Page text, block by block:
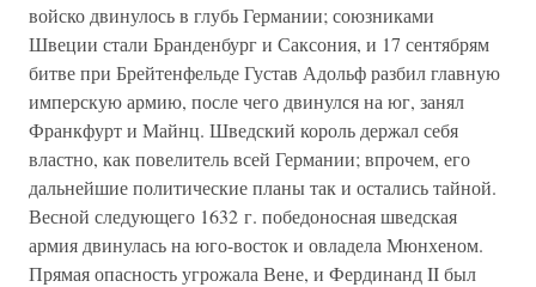
войско двинулось в глубь Германии; союзниками
Швеции стали Бранденбург и Саксония, и 17 сентябрям
битве при Брейтенфельде Густав Адольф разбил главную
имперскую армию, после чего двинулся на юг, занял
Франкфурт и Майнц. Шведский король держал себя
властно, как повелитель всей Германии; впрочем, его
дальнейшие политические планы так и остались тайной.
Весной следующего 1632 г. победоносная шведская
армия двинулась на юго-восток и овладела Мюнхеном.
Прямая опасность угрожала Вене, и Фердинанд II был